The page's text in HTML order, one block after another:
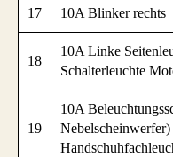
17 10A Blinker rechts
18
10A Linke
Schalterleuchte
19
10A
Nebelscheinwerfer)